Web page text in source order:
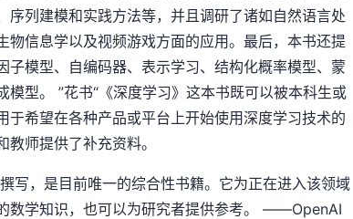
列建模和实践方法等，并且调研了诸如自然语言处
信息学以及视频游戏方面的应用。最后，本书还提
模型、自编码器、表示学习、结构化概率模型、蒙
型。 ”花书“《深度学习》这本书既可以被本科生或
希望在各种产品或平台上开始使用深度学习技术的
师提供了补充资料。
写，是目前唯一的综合性书籍。它为正在进入该领域
数学知识，也可以为研究者提供参考。 ——OpenAI